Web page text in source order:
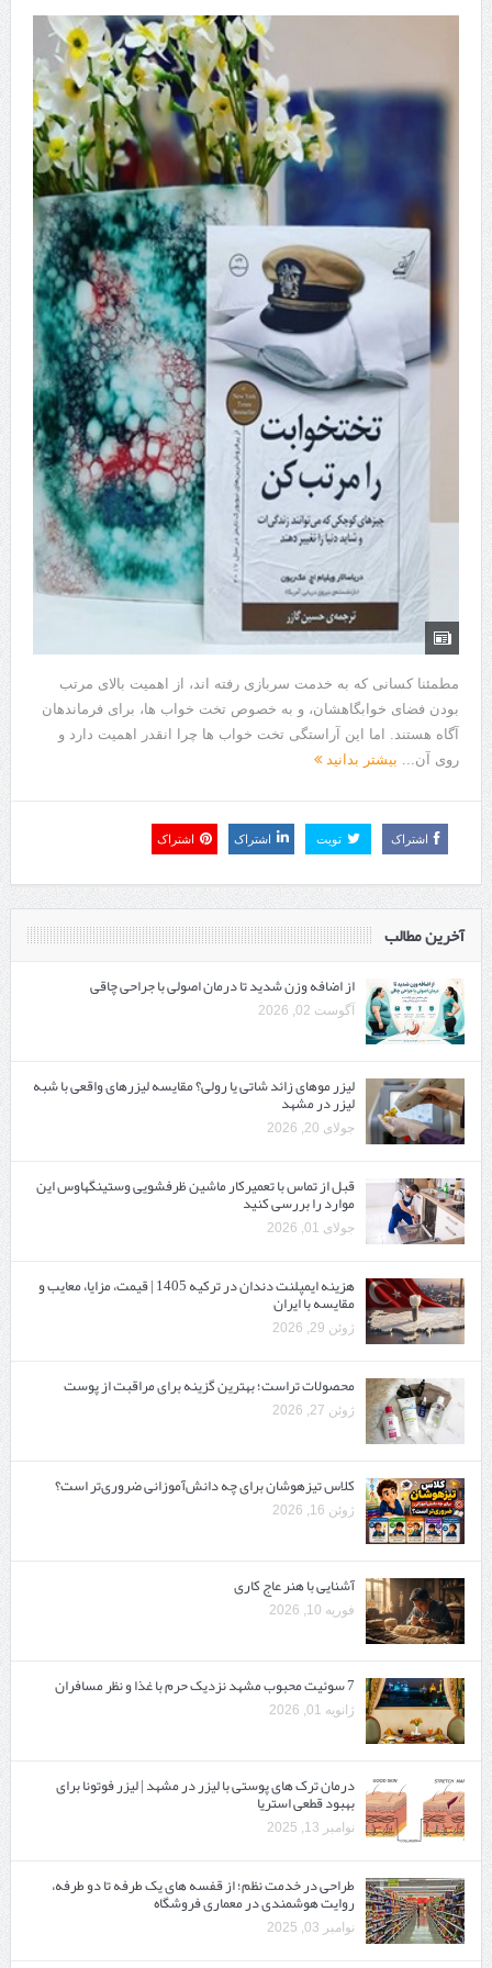
هزینه ایمپلنت دندان در ترکیه 1405 | قیمت، مزایا، معایب و مقایسه با
محصولات تراست؛ بهترین گزینه برای مراقبت از پوست
کلاس تیزهوشان برای چه دانش‌آموزانی ضروری‌تر است؟
7 سوئیت محبوب مشهد نزدیک حرم با غذا و نظر مسافران
درمان ترک های پوستی با لیزر در مشهد | لیزر فوتونا برای بهبود قطعی
استریا
طراحی در خدمت نظم؛ از قفسه ‌های یک‌ طرفه تا دو طرفه، روایت
هوشمندی در معماری فروشگاه
مطمئنا کسانی که به خدمت سربازی رفته اند، از اهمیت بالای مرتب
بودن فضای خوابگاهشان، و به خصوص تخت خواب ها، برای فرماندهان
آگاه هستند. اما این آراستگی تخت خواب ها چرا انقدر اهمیت دارد و
روی آن... بیشتر بدانید
اشتراک تویت اشتراک اشتراک
آخرین مطالب
از اضافه وزن شدید تا درمان اصولی با جراحی چاقی
آگوست 02, 2026
لیزر موهای زائد شاتی یا رولی؟ مقایسه لیزرهای واقعی با شبه‌
لیزر در مشهد
جولای 20, 2026
قبل از تماس با تعمیرکار ماشین ظرفشویی وستینگهاوس این
موارد را بررسی کنید
جولای 01, 2026
هزینه ایمپلنت دندان در ترکیه 1405 | قیمت، مزایا، معایب و
مقایسه با ایران
ژوئن 29, 2026
محصولات تراست؛ بهترین گزینه برای مراقبت از پوست
ژوئن 27, 2026
کلاس تیزهوشان برای چه دانش‌آموزانی ضروری‌تر است؟
ژوئن 16, 2026
آشنایی با هنر عاج کاری
فوریه 10, 2026
7 سوئیت محبوب مشهد نزدیک حرم با غذا و نظر مسافران
ژانویه 01, 2026
درمان ترک های پوستی با لیزر در مشهد | لیزر فوتونا برای
بهبود قطعی استریا
نوامبر 13, 2025
طراحی در خدمت نظم؛ از قفسه ‌های یک‌ طرفه تا دو طرفه،
روایت هوشمندی در معماری فروشگاه
نوامبر 03, 2025